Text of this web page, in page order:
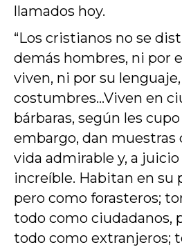
llamados hoy.
“Los cristianos no se
demás hombres, ni por
viven, ni por su
costumbres…Viven en
bárbaras, según les
embargo, dan muestras
vida admirable y, a
increíble. Habitan en su
pero como forasteros;
todo como ciudadanos,
todo como extranjeros;